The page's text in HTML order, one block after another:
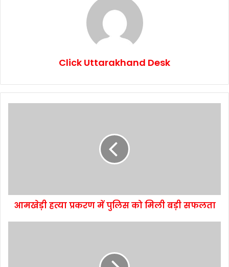
Click Uttarakhand Desk
आमखेड़ी हत्या प्रकरण में पुलिस को मिली बड़ी सफलता